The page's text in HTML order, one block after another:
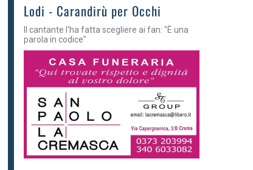
Lodi - Carandirù per Occhi
Il cantante l'ha fatta scegliere ai fan: "È una
parola in codice"